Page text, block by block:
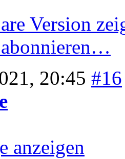
Version
20:45 #16
anzeigen